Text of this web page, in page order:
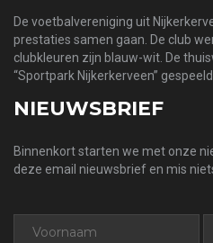
De voetbalvereniging uit
prestaties samen gaan. De club
clubkleuren zijn blauw-wit. De
“Sportpark Nijkerkerveen” gespeeld.
NIEUWSBRIEF
Binnenkort starten we met onze
deze email nieuwsbrief en mis